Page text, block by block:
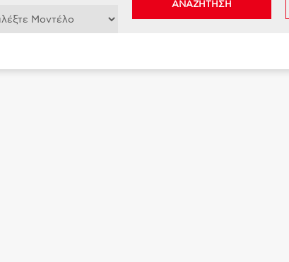
ΑΝΑΖΗΤΗΣΗ